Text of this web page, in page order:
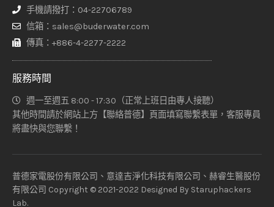
手機請撥打：04-22706789
信箱：sales@buderwater.com
傳真：+886-4-2277-2222
服務時間
週一至週五 8:00 - 17:30（正常上班日由專人接聽）
其他時間請於網站上方【聯絡普德】頁面填寫聯繫表單，客服專員
將盡快與您聯繫！
普德家電股份有限公司、意達吉淨化科技有限公司、赫睿生醫股份
有限公司 Copyright © 2021-2022 Designed By Staruphackers
Lab.